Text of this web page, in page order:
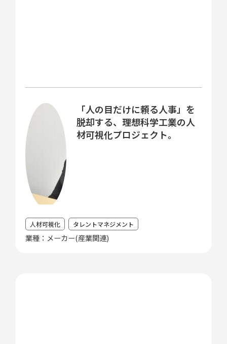
「人の目だけに頼る人事」を
脱却する、理想科学工業の人
材可視化プロジェクト。
業種：メーカー(産業関連)
人材可視化 タレントマネジメント